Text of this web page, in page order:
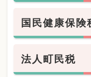
国民健康保険
法人町民税